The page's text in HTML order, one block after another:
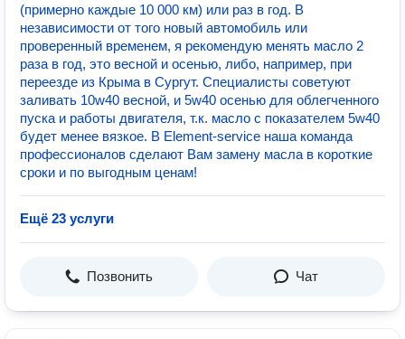
(примерно каждые 10 000 км) или раз в год. В
независимости от того новый автомобиль или
проверенный временем, я рекомендую менять масло 2
раза в год, это весной и осенью, либо, например, при
переезде из Крыма в Сургут. Специалисты советуют
заливать 10w40 весной, и 5w40 осенью для облегченного
пуска и работы двигателя, т.к. масло с показателем 5w40
будет менее вязкое. В Element-service наша команда
профессионалов сделают Вам замену масла в короткие
сроки и по выгодным ценам!
Ещё 23 услуги
Позвонить Чат